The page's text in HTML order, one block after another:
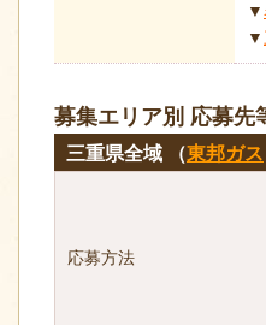
▼
▼
募集エリア別 応募先
三重県全域 （東邦ガス
応募方法